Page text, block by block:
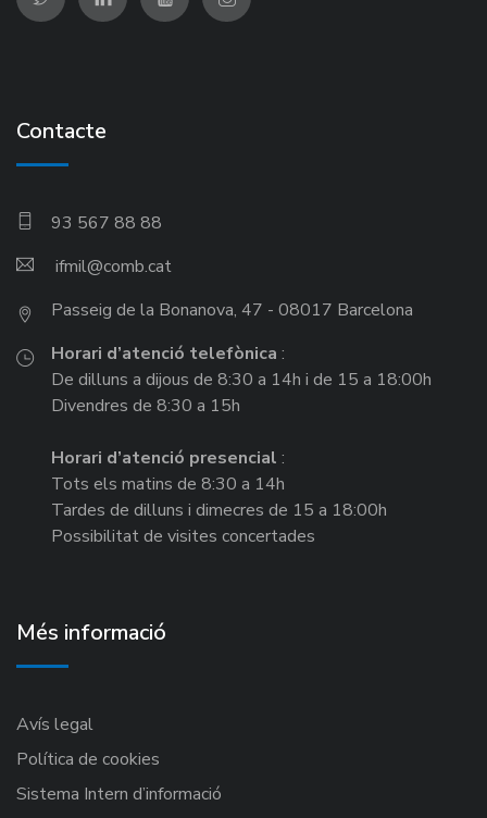
Contacte
93 567 88 88
ifmil
Passeig de la Bonanova, 47 - 08017 Barcelona
Horari d’atenció telefònica :
De dilluns a dijous de 8:30 a 14h i de 15 a 18:00h
Divendres de 8:30 a 15h
Horari d’atenció presencial :
Tots els matins de 8:30 a 14h
Tardes de dilluns i dimecres de 15 a 18:00h
Possibilitat de visites concertades
Més informació
Avís legal
Política de cookies
Sistema Intern d’informació